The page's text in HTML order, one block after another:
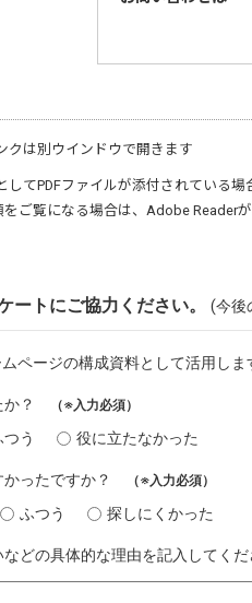
クは別ウインドウで開きます
てPDFファイルが添付されている場
をご覧になる場合は、 Adobe Reader